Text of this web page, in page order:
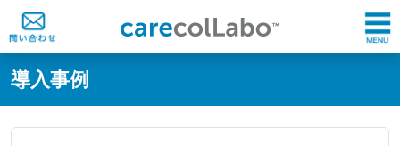
@ -0,0 +1,60 @@
導入事例